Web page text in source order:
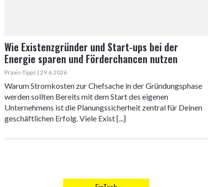
Wie Existenzgründer und Start-ups bei der
Energie sparen und Förderchancen nutzen
Praxis-Tipps | 29.6.2026
Warum Stromkosten zur Chefsache in der Gründungsphase
werden sollten Bereits mit dem Start des eigenen
Unternehmens ist die Planungssicherheit zentral für Deinen
geschäftlichen Erfolg. Viele Exist [...]